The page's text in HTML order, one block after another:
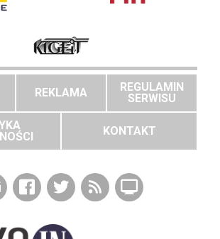
REKLAMA
REGULAMIN
SERWISU
KONTAKT